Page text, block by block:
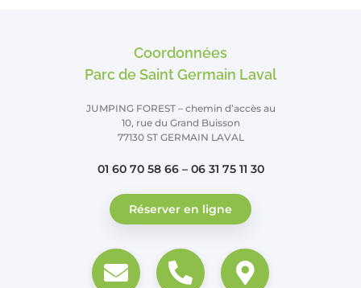
Coordonnées
Parc de Saint Germain Laval
JUMPING FOREST – chemin d’accès au
10, rue du Grand Buisson
77130 ST GERMAIN LAVAL
01 60 70 58 66 – 06 31 75 11 30
Réserver en ligne